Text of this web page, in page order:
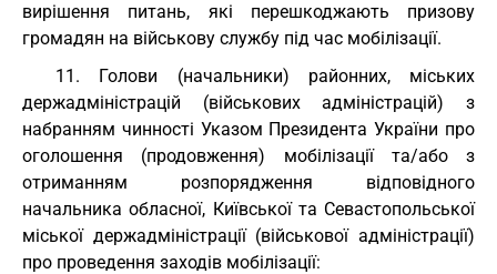
вирішення питань, які перешкоджають призову
громадян на військову службу під час мобілізації.
11. Голови (начальники) районних, міських
держадміністрацій (військових адміністрацій) з
набранням чинності Указом Президента України про
оголошення (продовження) мобілізації та/або з
отриманням розпорядження відповідного
начальника обласної, Київської та Севастопольської
міської держадміністрації (військової адміністрації)
про проведення заходів мобілізації: